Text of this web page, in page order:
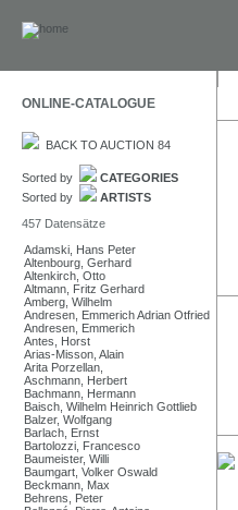
ONLINE-CATALOGUE
BACK TO AUCTION 84
Sorted by
CATEGORIES
Sorted by
ARTISTS
457 Datensätze
Adamski, Hans Peter
Altenbourg, Gerhard
Altenkirch, Otto
Altmann, Fritz Gerhard
Amberg, Wilhelm
Andresen, Emmerich Adrian Otfried
Andresen, Emmerich
Antes, Horst
Arias-Misson, Alain
Arita Porzellan,
Aschmann, Herbert
Bachmann, Hermann
Baisch, Wilhelm Heinrich Gottlieb
Balzer, Wolfgang
Barlach, Ernst
Bartolozzi, Francesco
Baumeister, Willi
Baumgart, Volker Oswald
Beckmann, Max
Behrens, Peter